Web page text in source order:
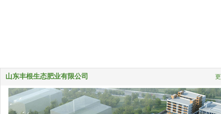
山东丰根生态肥业有限公司